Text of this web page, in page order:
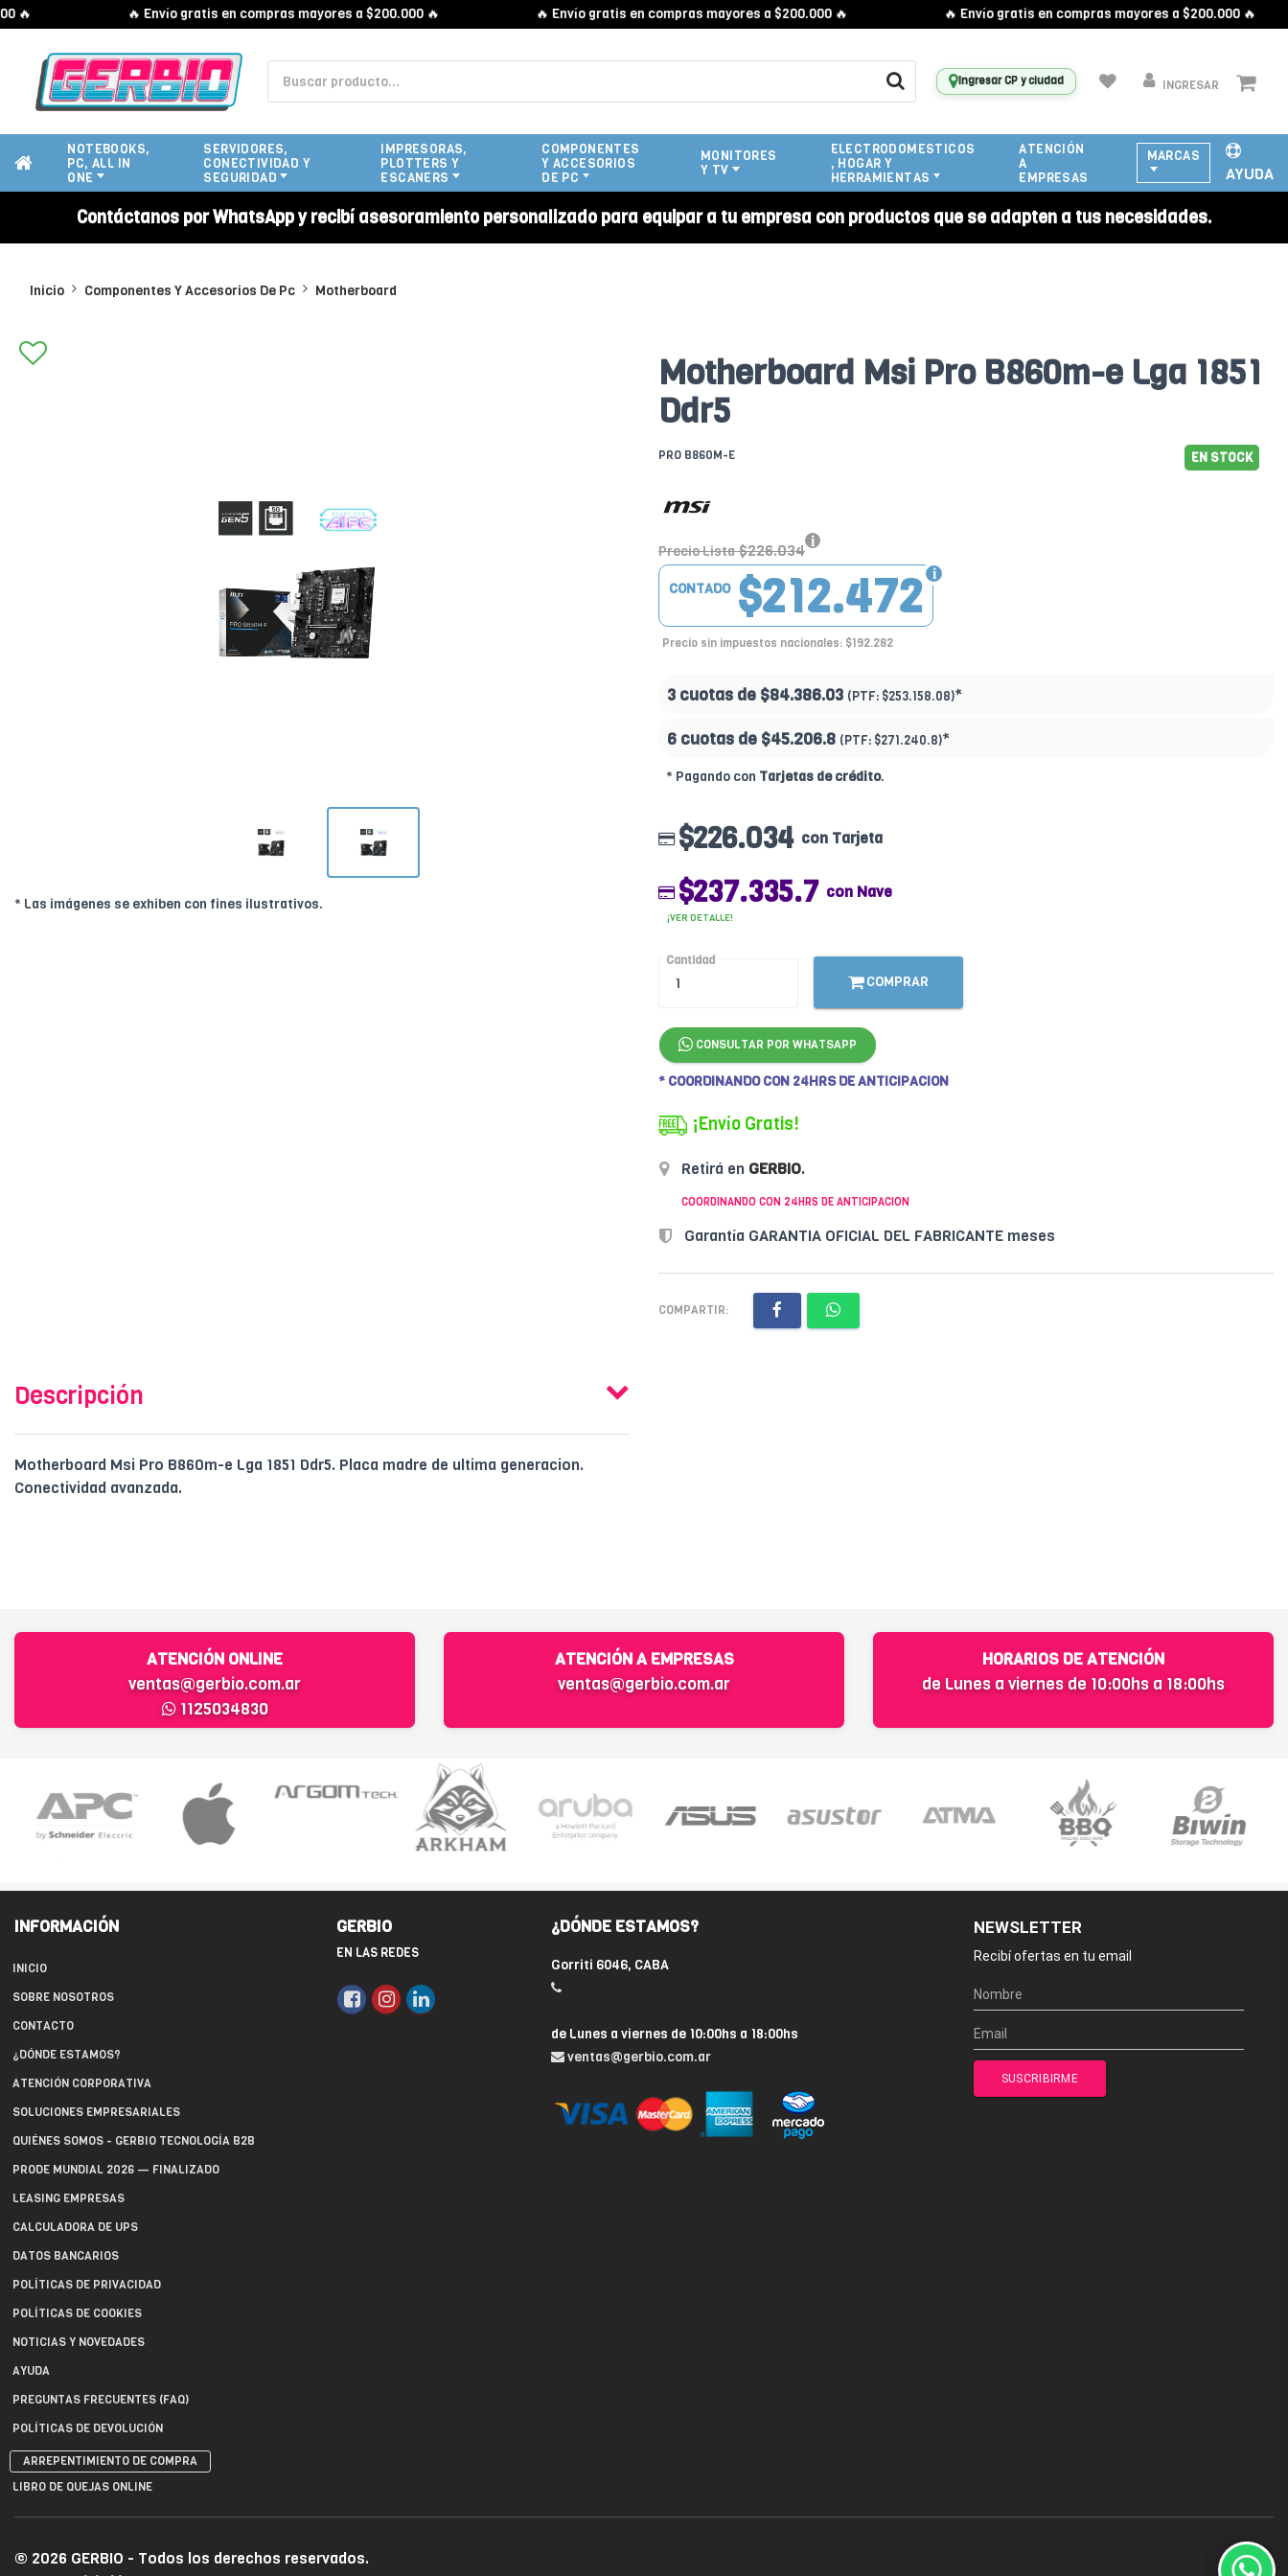
🔥 Envío gratis en compras mayores a $200.000 🔥 🔥 Envío gratis en compras mayores a $200.000 🔥 🔥 Envío gratis en compras mayores a $200.000 🔥
Ingresar CP y ciudad INGRESAR
NOTEBOOKS,
PC, ALL IN
ONE
SERVIDORES,
CONECTIVIDAD Y
SEGURIDAD
IMPRESORAS,
PLOTTERS Y
ESCANERS
COMPONENTES
Y ACCESORIOS
DE PC
MONITORES
Y TV
ELECTRODOMESTICOS
, HOGAR Y
HERRAMIENTAS
ATENCIÓN
A
EMPRESAS
MARCAS
AYUDA
Contáctanos por WhatsApp y recibí asesoramiento personalizado para equipar a tu empresa con productos que se adapten a tus necesidades.
Inicio Componentes Y Accesorios De Pc Motherboard
* Las imágenes se exhiben con fines ilustrativos.
Motherboard Msi Pro B860m-e Lga 1851
Ddr5
PRO B860M-E EN STOCK
Precio Lista $226.034
$212.472
CONTADO
Precio sin impuestos nacionales: $192.282
3 cuotas de $84.386.03 (PTF: $253.158.08)*
6 cuotas de $45.206.8 (PTF: $271.240.8)*
* Pagando con Tarjetas de crédito.
$226.034 con Tarjeta
$237.335.7 con Nave
¡VER DETALLE!
Cantidad
COMPRAR
CONSULTAR POR WHATSAPP
* COORDINANDO CON 24HRS DE ANTICIPACION
¡Envío Gratis!
Retirá en GERBIO.
COORDINANDO CON 24HRS DE ANTICIPACION
Garantía GARANTIA OFICIAL DEL FABRICANTE meses
COMPARTIR:
Descripción
Motherboard Msi Pro B860m-e Lga 1851 Ddr5. Placa madre de ultima generacion.
Conectividad avanzada.
ATENCIÓN ONLINE
ventas@gerbio.com.ar
1125034830
ATENCIÓN A EMPRESAS
ventas@gerbio.com.ar
HORARIOS DE ATENCIÓN
de Lunes a viernes de 10:00hs a 18:00hs
INFORMACIÓN
INICIO
SOBRE NOSOTROS
CONTACTO
¿DÓNDE ESTAMOS?
ATENCIÓN CORPORATIVA
SOLUCIONES EMPRESARIALES
QUIÉNES SOMOS - GERBIO TECNOLOGÍA B2B
PRODE MUNDIAL 2026 — FINALIZADO
LEASING EMPRESAS
CALCULADORA DE UPS
DATOS BANCARIOS
POLÍTICAS DE PRIVACIDAD
POLÍTICAS DE COOKIES
NOTICIAS Y NOVEDADES
AYUDA
PREGUNTAS FRECUENTES (FAQ)
POLÍTICAS DE DEVOLUCIÓN
ARREPENTIMIENTO DE COMPRA
LIBRO DE QUEJAS ONLINE
GERBIO
EN LAS REDES
¿DÓNDE ESTAMOS?
Gorriti 6046, CABA
de Lunes a viernes de 10:00hs a 18:00hs
ventas@gerbio.com.ar
NEWSLETTER
Recibí ofertas en tu email
© 2026 GERBIO - Todos los derechos reservados.